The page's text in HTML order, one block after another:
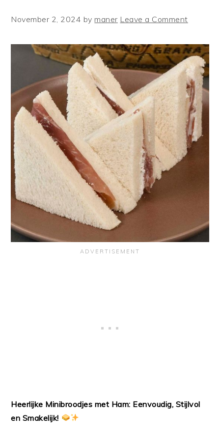
November 2, 2024 bymaner Leave a Comment
Heerlijke Minibroodjes met Ham: Eenvoudig, Stijlvol
en Smakelijk!